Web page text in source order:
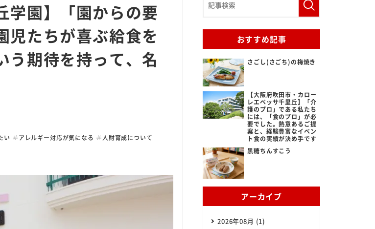
阪食品
会社情報
事業部一覧
よくある質問
サービス提供までの流れ
からだよろこぶメニュー
お役立ち情報
学園】「園からの要
児たちが喜ぶ給食を
う期待を持って、名
い アレルギー対応が気になる 人財育成について
おすすめ記事
さごし(さごち)の梅焼き
【大阪府吹田市・カロー
レエベッサ千里丘】「介
護のプロ」である私たち
には、「食のプロ」が必
要でした。熱意あるご提
案と、経験豊富なイベン
ト食の実績が決め手です
黒糖ちんすこう
アーカイブ
2026年08月 (1)